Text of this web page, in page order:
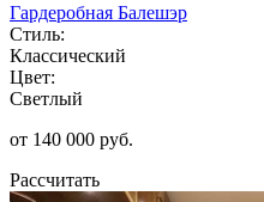
Гардеробная Балешэр
Стиль:
Классический
Цвет:
Светлый
от 140 000 руб.
Рассчитать